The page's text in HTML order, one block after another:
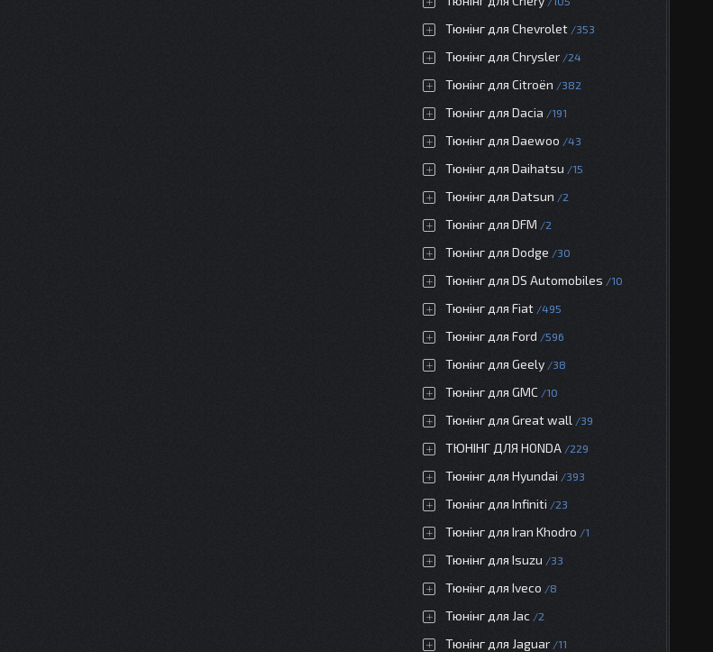
Тюнінг для Chevrolet 353
Тюнінг для Chrysler 24
Тюнінг для Citroën 382
Тюнінг для Dacia 191
Тюнінг для Daewoo 43
Тюнінг для Daihatsu 15
Тюнінг для Datsun 2
Тюнінг для DFM 2
Тюнінг для Dodge 30
Тюнінг для DS Automobiles 10
Тюнінг для Fiat 495
Тюнінг для Ford 596
Тюнінг для Geely 38
Тюнінг для GMC 10
Тюнінг для Great wall 39
ТЮНІНГ ДЛЯ HONDA 229
Тюнінг для Hyundai 393
Тюнінг для Infiniti 23
Тюнінг для Iran Khodro 1
Тюнінг для Isuzu 33
Тюнінг для Iveco 8
Тюнінг для Jac 2
Тюнінг для Jaguar 11